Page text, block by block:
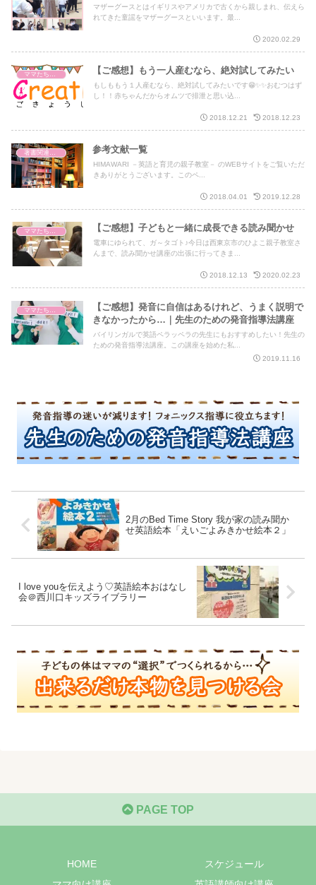
マザーグースとはイギリスやアメリカで古くから親しまれ、伝えら
れてきた童謡をマザーグースといいます。最...
2020.02.29
【ご感想】もう一人産むなら、絶対試してみたい
もしももう１人産むなら、絶対試してみたいです😁✨✨おむつはず
し！！赤ちゃんだからオムツで排泄と思い込...
2018.12.21 2018.12.23
著書関連記事 参考文献一覧
HIMAWARI －英語と育児の親子教室－ のWEBサイトをご覧いただ
きありがとうございます。このペ...
2018.04.01 2019.12.28
ママたちからのご感想 【ご感想】子どもと一緒に成長できる読み聞かせ
電車にゆられて、ガ～タゴト♪今日は西東京市のひよこ親子教室さ
んまで、読み聞かせ講座の出張に行ってきま...
2018.12.13 2020.02.23
【ご感想】発音に自信はあるけれど、うまく説明で
きなかったから…｜先生のための発音指導法講座
バイリンガルで英語ペラッペラの先生にもおすすめしたい！先生の
ための発音指導法講座。この講座を始めた私...
2019.11.16
2月のBed Time Story 我が家の読み聞か
せ英語絵本「えいごよみきかせ絵本２」
I love youを伝えよう♡英語絵本おはなし
会＠西川口キッズライブラリー
PAGE TOP
HOME
スケジュール